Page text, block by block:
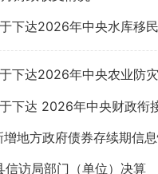
下达2026年中央水库移
下达2026年中央农业防
下达 2026年中央财政衔
地方政府债券存续期信
访局部门（单位）决算